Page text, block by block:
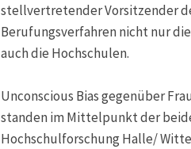
stellvertretender Vorsitzender
Berufungsverfahren nicht nur
auch die Hochschulen.
Unconscious Bias gegenüber
standen im Mittelpunkt der
Hochschulforschung Halle/